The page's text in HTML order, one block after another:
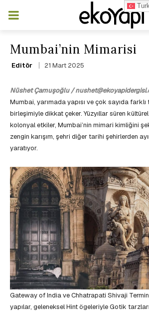
Mumbai’nin Mimarisi
Editör 21 Mart 2025
Nüshet Çamuşoğlu /
Mumbai, yarımada yapısı ve çok sayıda farklı
birleşimiyle dikkat çeker. Yüzyıllar süren
kolonyal etkiler, Mumbai’nin mimari kimliğini
zengin karışım, şehri diğer tarihi şehirlerden
yaratıyor.
Gateway of India ve Chhatrapati Shivaji
yapılar, geleneksel Hint ögeleriyle Gotik